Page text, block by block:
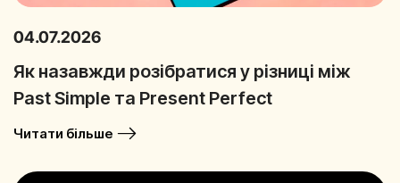
04.07.2026
Як назавжди розібратися у різниці між
Past Simple та Present Perfect
Читати більше